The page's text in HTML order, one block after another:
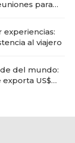
para
experiencias:
al viajero
del mundo:
US$